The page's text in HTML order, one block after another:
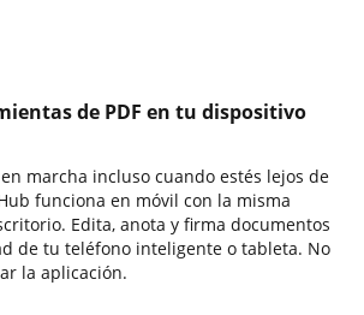
de PDF en tu dispositivo
marcha incluso cuando estés lejos de
funciona en móvil con la misma
Edita, anota y firma documentos
de tu teléfono inteligente o tableta. No
la aplicación.